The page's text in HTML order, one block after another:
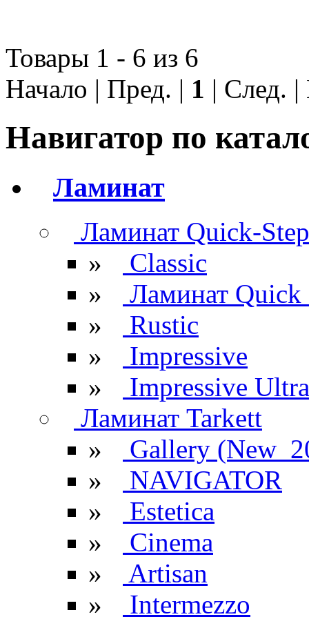
Товары 1 - 6 из 6
Начало | Пред. | 1 | След.
Навигатор по
Ламинат
Ламинат Quick-Step
»
Classic
»
Ламинат Quick
»
Rustic
»
Impressive
»
Impressive Ultra
Ламинат Tarkett
»
Gallery
»
NAVIGATOR
»
Estetica
»
Cinema
»
Artisan
»
Intermezzo